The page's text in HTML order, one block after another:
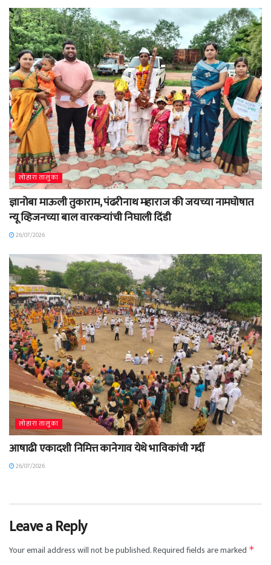
लोहारा तालुका
ज्ञानोबा माऊली तुकाराम, पंढरीनाथ महाराज की जयच्या नामघोषात
न्यू व्हिजनच्या बाल वारकऱ्यांची निघाली दिंडी
26/07/2026
लोहारा तालुका
आषाढी एकादशी निमित्त कानेगाव येथे भाविकांची गर्दी
26/07/2026
Leave a Reply
Your email address will not be published.Required fields are marked *